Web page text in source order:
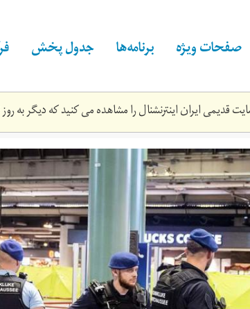
صفحات ویژه برنامه‌ها جدول پخش
قدیمی ایران اینترنشنال را مشاهده می کنید که دیگر به